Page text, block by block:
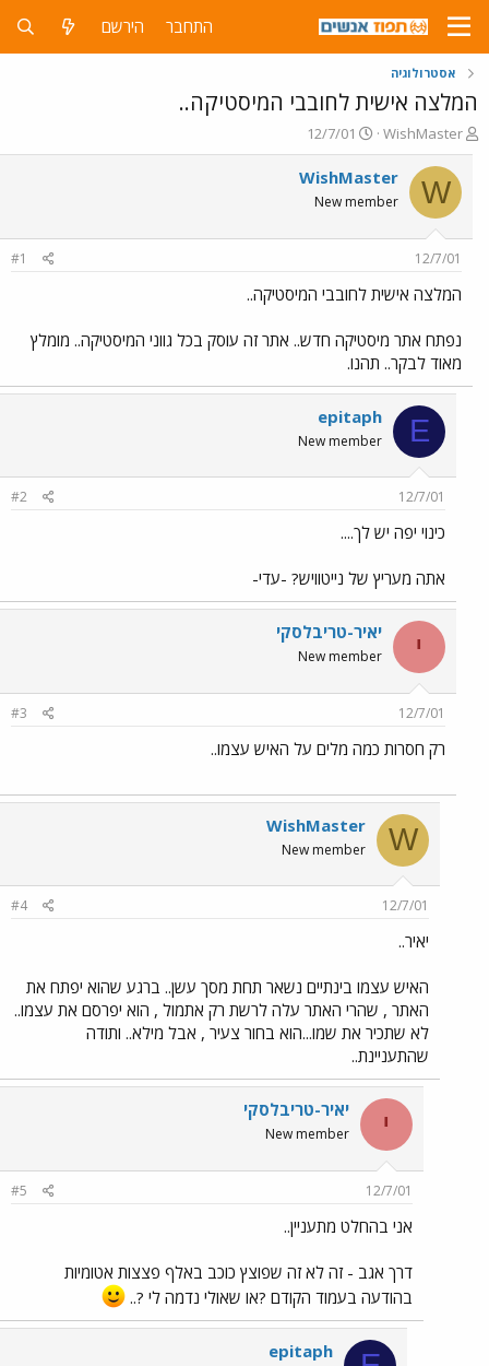
התחבר הירשם
אסטרולוגיה
המלצה אישית לחובבי המיסטיקה..
פ
ו
ת
ח
ה
ש
א
WishMaster
פ
ו
ר
ם
ר
12/7/01
W
WishMaster
New member
12/7/01
#1
המלצה אישית לחובבי המיסטיקה..
נפתח אתר מיסטיקה חדש.. אתר זה עוסק בכל גווני המיסטיקה.. מומלץ
מאוד לבקר.. תהנו.
E
epitaph
New member
12/7/01
#2
כינוי יפה יש לך....
אתה מעריץ של נייטוויש? -עדי-
י יאיר-טריבלסקי
New member
12/7/01
#3
רק חסרות כמה מלים על האיש עצמו..
W
WishMaster
New member
12/7/01
#4
יאיר..
האיש עצמו בינתיים נשאר תחת מסך עשן.. ברגע שהוא יפתח את
האתר , שהרי האתר עלה לרשת רק אתמול , הוא יפרסם את עצמו..
לא שתכיר את שמו...הוא בחור צעיר , אבל מילא.. ותודה
שהתעניינת..
י יאיר-טריבלסקי
New member
12/7/01
#5
אני בהחלט מתעניין..
דרך אגב - זה לא זה שפוצץ כוכב באלף פצצות אטומיות
בהודעה בעמוד הקודם ?או שאולי נדמה לי ?..
epitaph